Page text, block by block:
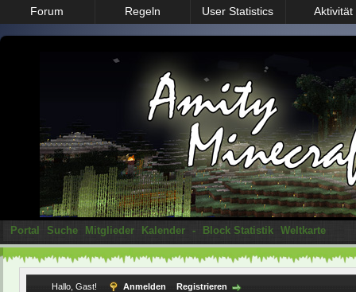
Forum Regeln User Statistics Aktivität
Portal Suche Mitglieder Kalender - Block Statistik Weltkarte
Hallo, Gast! Anmelden Registrieren